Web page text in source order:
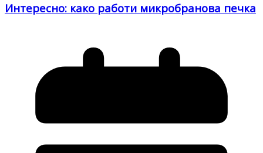
Интересно: како работи микробранова печка